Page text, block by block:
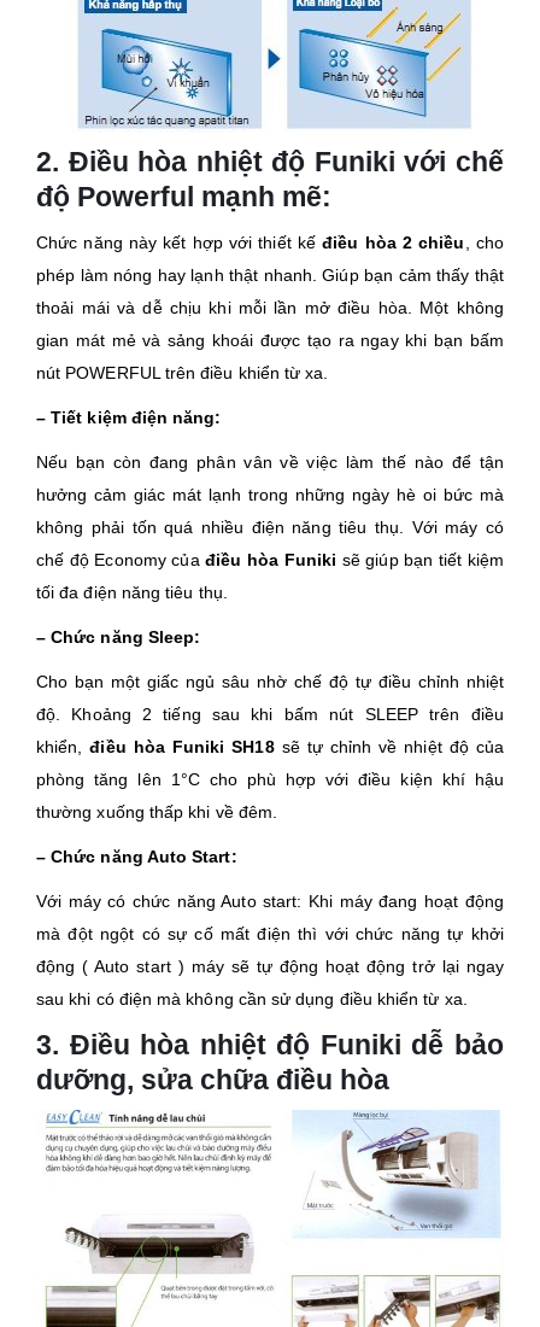
2. Điều hòa nhiệt độ Funiki với chế
độ Powerful mạnh mẽ:
Chức năng này kết hợp với thiết kếđiều hòa 2 chiều, cho
phép làm nóng hay lạnh thật nhanh. Giúp bạn cảm thấy thật
thoải mái và dễ chịu khi mỗi lần mở điều hòa. Một không
gian mát mẻ và sảng khoái được tạo ra ngay khi bạn bấm
nút POWERFUL trên điều khiển từ xa.
– Tiết kiệm điện năng:
Nếu bạn còn đang phân vân về việc làm thế nào để tận
hưởng cảm giác mát lạnh trong những ngày hè oi bức mà
không phải tốn quá nhiều điện năng tiêu thụ. Với máy có
chế độ Economy củađiều hòa Funiki sẽ giúp bạn tiết kiệm
tối đa điện năng tiêu thụ.
– Chức năng Sleep:
Cho bạn một giấc ngủ sâu nhờ chế độ tự điều chỉnh nhiệt
độ. Khoảng 2 tiếng sau khi bấm nút SLEEP trên điều
khiển,điều hòa Funiki SH18sẽ tự chỉnh về nhiệt độ của
phòng tăng lên 1°C cho phù hợp với điều kiện khí hậu
thường xuống thấp khi về đêm.
– Chức năng Auto Start:
Với máy có chức năng Auto start: Khi máy đang hoạt động
mà đột ngột có sự cố mất điện thì với chức năng tự khởi
động ( Auto start ) máy sẽ tự động hoạt động trở lại ngay
sau khi có điện mà không cần sử dụng điều khiển từ xa.
3. Điều hòa nhiệt độ Funiki dễ bảo
dưỡng, sửa chữa điều hòa